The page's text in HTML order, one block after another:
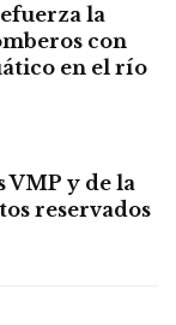
la
con
en el río
VMP y de la
reservados